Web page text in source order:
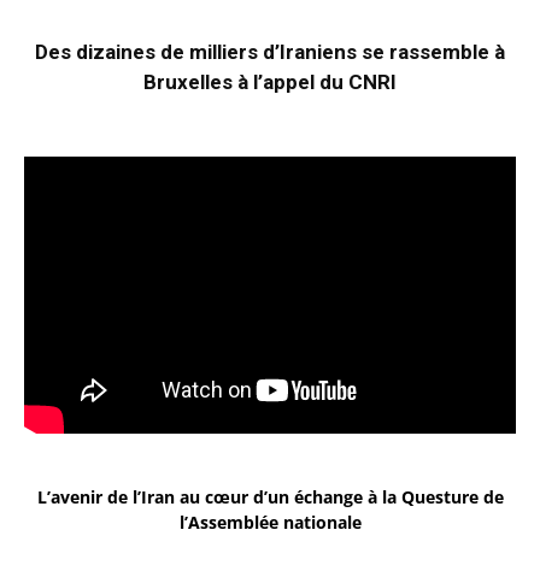
Des dizaines de milliers d’Iraniens se rassemble à
Bruxelles à l’appel du CNRI
L’avenir de l’Iran au cœur d’un échange à la Questure de
l’Assemblée nationale